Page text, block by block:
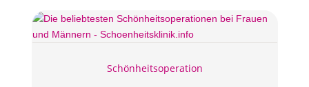
Schönheitsoperation